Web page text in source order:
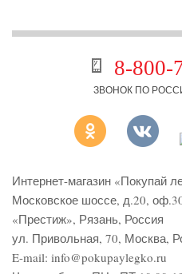
8-800-
ЗВОНОК ПО
Интернет-магазин «Покупай
Московское шоссе, д.20,
«Престиж», Рязань, Россия
ул. Привольная, 70, Москва,
E-mail: info@pokupaylegko.ru